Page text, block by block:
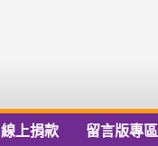
線上捐款 留言版專區